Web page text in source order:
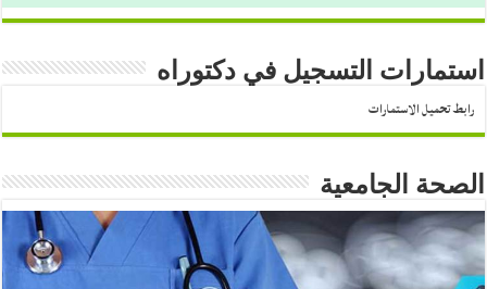
استمارات التسجيل في دكتوراه
رابط تحميل الاستمارات
الصحة الجامعية